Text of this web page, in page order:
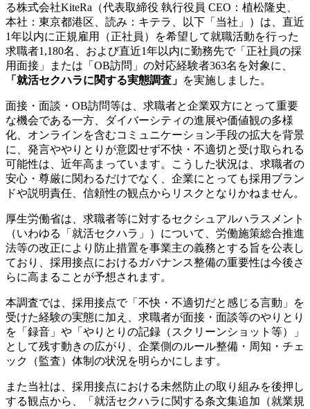
る株式会社KiteRa（代表取締役 執行役員 CEO：植松隆史、
本社：東京都港区、読み：キテラ、以下「当社」）は、直近
1年以内に正規雇用（正社員）を希望して就職活動を行った
求職者1,180名、および直近1年以内に勤務先で「正社員の採
用面接」または「OB訪問」の対応経験者363名を対象に、
「就活セクハラに関する実態調査」 を実施しました。
面接・面談・OB訪問等は、求職者と企業双方にとって重要
な機会である一方、ダイバーシティの進展や価値観の多様
化、オンラインを含むコミュニケーション手段の拡大を背景
に、発言ややりとりが意図せず不快・不適切と受け取られる
可能性は、近年高まっています。こうした状況は、求職者の
安心・尊厳に関わるだけでなく、企業にとっても採用ブラン
ドや説明責任、信頼性の観点からリスクとなりかねません。
厚生労働省は、求職者等に対するセクシュアルハラスメント
（いわゆる「就活セクハラ」）について、労働施策総合推進
法等の改正により防止措置を事業主の義務とする旨を公表し
ており、採用接点におけるガバナンス整備の重要性は今後さ
らに高まることが予想されます。
本調査では、採用接点で「不快・不適切だと感じる言動」を
受けた経験の実態に加え、求職者が面接・面談等のやりとり
を「録音」や「やりとりの記録（スクリーンショット等）」
として残す動きの広がり、企業側のルール整備・周知・チェ
ック（監査）体制の状況を明らかにします。
また当社は、採用接点における未然防止の取り組みを後押し
する観点から、「就活セクハラに関する条文集追加（就業規